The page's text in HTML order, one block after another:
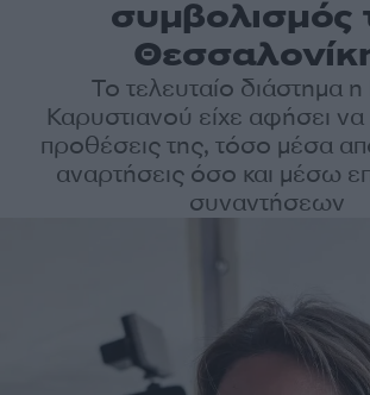
συμβολισμός
Το τελευταίο διάστημα
Καρυστιανού είχε αφήσει
προθέσεις της, τόσο μέσα
αναρτήσεις όσο και μέσω
συναντήσεων